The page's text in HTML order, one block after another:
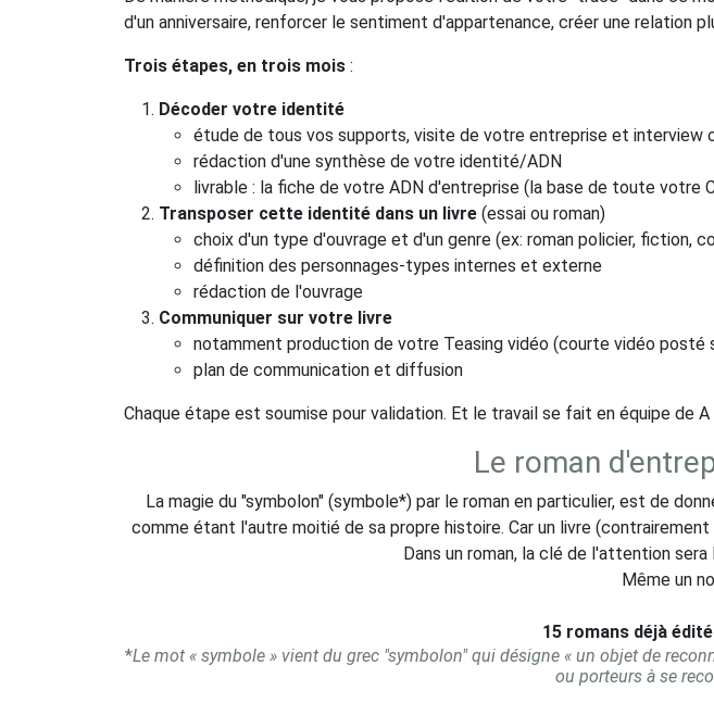
d'un anniversaire, renforcer le sentiment d'appartenance, créer une relation
Trois étapes, en trois mois :
Décoder votre identité
étude de tous vos supports, visite de votre entreprise et interview
rédaction d'une synthèse de votre identité/ADN
livrable : la fiche de votre ADN d'entreprise (la base de toute votre
Transposer cette identité dans un livre (essai ou roman)
choix d'un type d'ouvrage et d'un genre (ex: roman policier, fiction,
définition des personnages-types internes et externe
rédaction de l'ouvrage
Communiquer sur votre livre
notamment production de votre Teasing vidéo (courte vidéo posté
plan de communication et diffusion
Chaque étape est soumise pour validation. Et le travail se fait en équipe de A
Le roman
La magie du "symbolon" (symbole*) par le roman en particulier, est de
comme étant l'autre moitié de sa propre histoire. Car un livre
Dans un roman, la clé de l'attention
Même un
15 romans déjà
*Le mot « symbole » vient du grec "symbolon" qui désigne « un objet de
ou porteurs à se